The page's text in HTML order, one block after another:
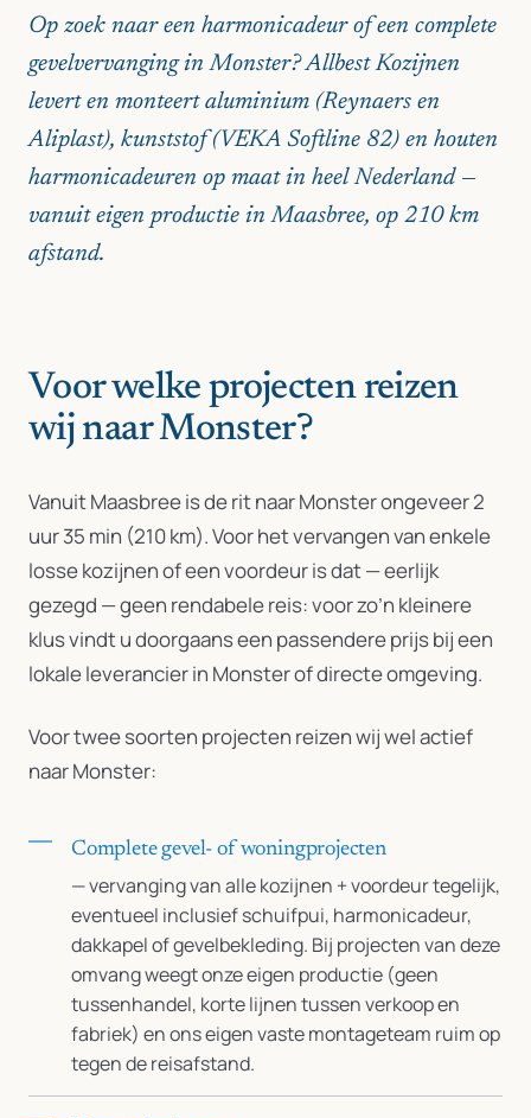
Op zoek naar een harmonicadeur of een complete
gevelvervanging in Monster? Allbest Kozijnen
levert en monteert aluminium (Reynaers en
Aliplast), kunststof (VEKA Softline 82) en houten
harmonicadeuren op maat in heel Nederland —
vanuit eigen productie in Maasbree, op 210 km
afstand.
Voor welke projecten reizen
wij naar Monster?
Vanuit Maasbree is de rit naar Monster ongeveer 2
uur 35 min (210 km). Voor het vervangen van enkele
losse kozijnen of een voordeur is dat — eerlijk
gezegd — geen rendabele reis: voor zo’n kleinere
klus vindt u doorgaans een passendere prijs bij een
lokale leverancier in Monster of directe omgeving.
Voor twee soorten projecten reizen wij wel actief
naar Monster:
Complete gevel- of woningprojecten
— vervanging van alle kozijnen + voordeur tegelijk,
eventueel inclusief schuifpui, harmonicadeur,
dakkapel of gevelbekleding. Bij projecten van deze
omvang weegt onze eigen productie (geen
tussenhandel, korte lijnen tussen verkoop en
fabriek) en ons eigen vaste montageteam ruim op
tegen de reisafstand.